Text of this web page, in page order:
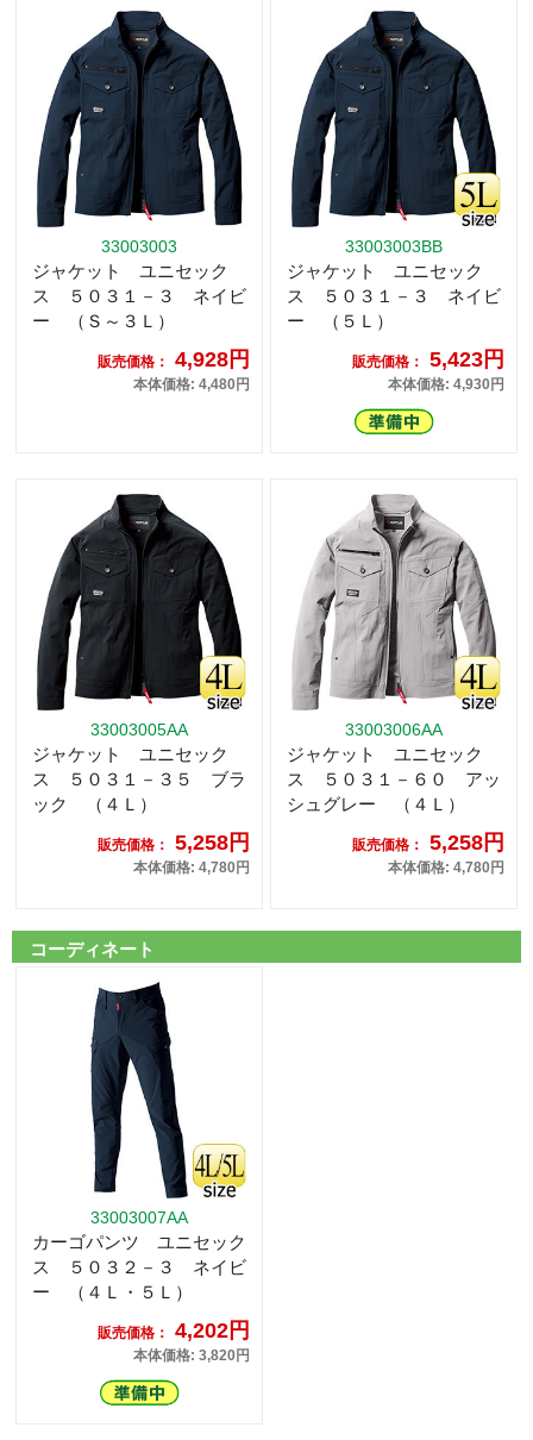
33003003
ジャケット ユニセック
ス ５０３１－３ ネイビ
ー （Ｓ～３Ｌ）
販売価格： 4,928円
本体価格: 4,480円
33003003BB
ジャケット ユニセック
ス ５０３１－３ ネイビ
ー （５Ｌ）
販売価格： 5,423円
本体価格: 4,930円
33003005AA
ジャケット ユニセック
ス ５０３１－３５ ブラ
ック （４Ｌ）
販売価格： 5,258円
本体価格: 4,780円
33003006AA
ジャケット ユニセック
ス ５０３１－６０ アッ
シュグレー （４Ｌ）
販売価格： 5,258円
本体価格: 4,780円
コーディネート
33003007AA
カーゴパンツ ユニセック
ス ５０３２－３ ネイビ
ー （４Ｌ・５Ｌ）
販売価格： 4,202円
本体価格: 3,820円